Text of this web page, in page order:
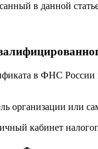
в данной
в ФНС
организации или
кабинет